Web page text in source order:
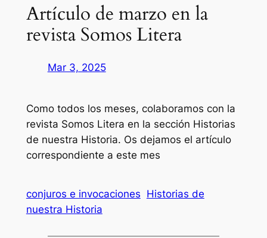
Artículo de marzo en la
revista Somos Litera
Mar 3, 2025
Como todos los meses, colaboramos con la
revista Somos Litera en la sección Historias
de nuestra Historia. Os dejamos el artículo
correspondiente a este mes
conjuros e invocaciones Historias de
nuestra Historia